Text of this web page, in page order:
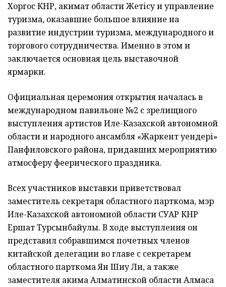
Хоргос КНР, акимат области Жетісу и управление
туризма, оказавшие большое влияние на
развитие индустрии туризма, международного и
торгового сотрудничества. Именно в этом и
заключается основная цель выставочной
ярмарки.
Официальная церемония открытия началась в
международном павильоне №2 с зрелищного
выступления артистов Иле-Казахской автономной
области и народного ансамбля «Жаркент әуендері»
Панфиловского района, придавших мероприятию
атмосферу феерического праздника.
Всех участников выставки приветствовал
заместитель секретаря областного парткома, мэр
Иле-Казахской автономной области СУАР КНР
Ершат Турсынбайулы. В ходе выступления он
представил собравшимся почетных членов
китайской делегации во главе с секретарем
областного парткома Ян Шиу Ли, а также
заместителя акима Алматинской области Алмаса